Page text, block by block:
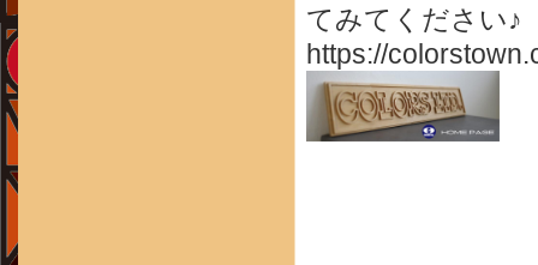
てみてください♪
https://